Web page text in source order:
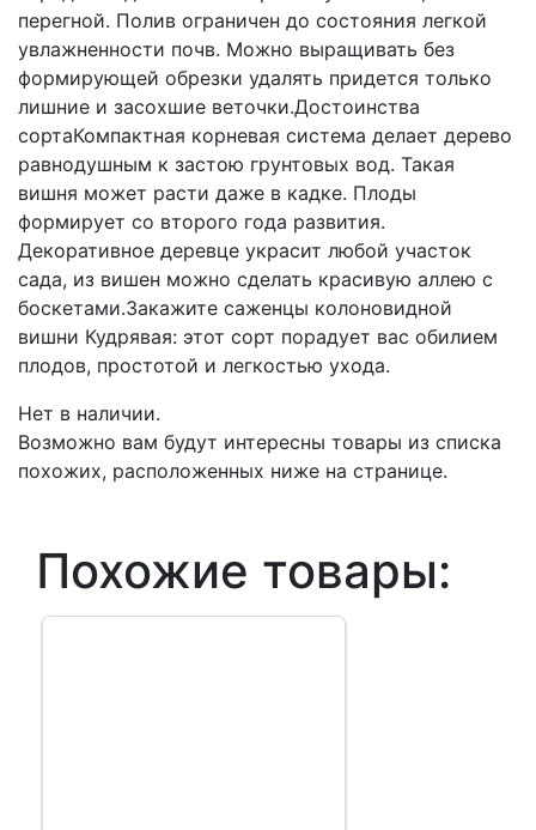
перегной. Полив ограничен до состояния легкой
увлажненности почв. Можно выращивать без
формирующей обрезки удалять придется только
лишние и засохшие веточки.Достоинства
сортаКомпактная корневая система делает дерево
равнодушным к застою грунтовых вод. Такая
вишня может расти даже в кадке. Плоды
формирует со второго года развития.
Декоративное деревце украсит любой участок
сада, из вишен можно сделать красивую аллею с
боскетами.Закажите саженцы колоновидной
вишни Кудрявая: этот сорт порадует вас обилием
плодов, простотой и легкостью ухода.
Нет в наличии.
Возможно вам будут интересны товары из списка
похожих, расположенных ниже на странице.
Похожие товары: